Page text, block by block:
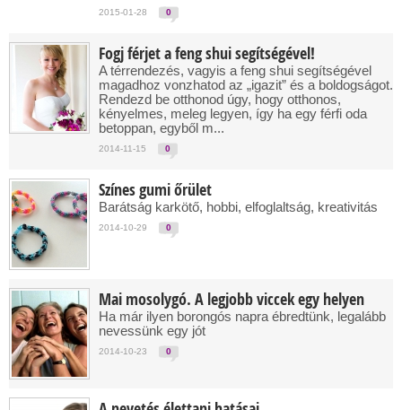
2015-01-28 0
Fogj férjet a feng shui segítségével!
A térrendezés, vagyis a feng shui segítségével
magadhoz vonzhatod az „igazit” és a boldogságot.
Rendezd be otthonod úgy, hogy otthonos,
kényelmes, meleg legyen, így ha egy férfi oda
betoppan, egyből m...
2014-11-15 0
Színes gumi őrület
Barátság karkötő, hobbi, elfoglaltság, kreativitás
2014-10-29 0
Mai mosolygó. A legjobb viccek egy helyen
Ha már ilyen borongós napra ébredtünk, legalább
nevessünk egy jót
2014-10-23 0